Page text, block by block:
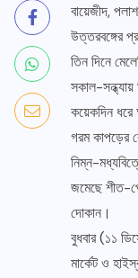
বায়েজীদ,
উত্তরবঙ্গের
তিন দিনে
সকাল-
কয়েকদিন ধরে
গরম কাপড়ের
নিম্ন-
জমেছে শীত-
দোকান।
বুধবার (১১
মার্কেট ও